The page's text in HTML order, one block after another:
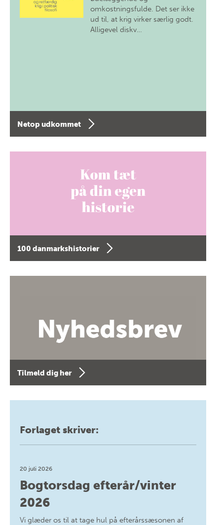
omkostningsfulde. Det ser ikke
ud til, at krig virker særlig godt.
Alligevel diskv…
Netop udkommet
100 danmarkshistorier
Tilmeld dig her
Forlaget skriver:
20 juli 2026
Bogtorsdag efterår/vinter
2026
Vi glæder os til at tage hul på efterårssæsonen af